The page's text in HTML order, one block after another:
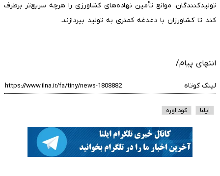
تولیدکنندگان، موانع تأمین نهاده‌های کشاورزی را هرچه سریع‌تر برطرف
کند تا کشاورزان با دغدغه کمتری به تولید بپردازند.
انتهای پیام/
لینک کوتاه
ایلنا کود اوره